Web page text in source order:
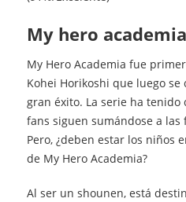
my hero
My Hero Academia fue
Kohei Horikoshi que luego
gran éxito. La serie ha tenido
fans siguen sumándose a
Pero, ¿deben estar los niños
de My Hero Academia?
Al ser un shounen, está